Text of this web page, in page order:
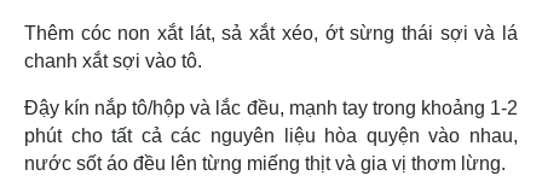
Thêm cóc non xắt lát, sả xắt xéo, ớt sừng thái sợi và lá
chanh xắt sợi vào tô.
Đậy kín nắp tô/hộp và lắc đều, mạnh tay trong khoảng 1-2
phút cho tất cả các nguyên liệu hòa quyện vào nhau,
nước sốt áo đều lên từng miếng thịt và gia vị thơm lừng.